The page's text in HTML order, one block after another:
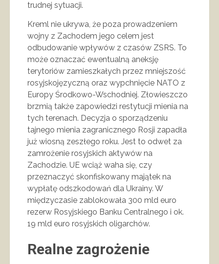
trudnej sytuacji.
Kreml nie ukrywa, że poza prowadzeniem
wojny z Zachodem jego celem jest
odbudowanie wpływów z czasów ZSRS. To
może oznaczać ewentualną aneksję
terytoriów zamieszkałych przez mniejszość
rosyjskojęzyczną oraz wypchnięcie NATO z
Europy Środkowo-Wschodniej. Złowieszczo
brzmią także zapowiedzi restytucji mienia na
tych terenach. Decyzja o sporządzeniu
tajnego mienia zagranicznego Rosji zapadła
już wiosną zeszłego roku. Jest to odwet za
zamrożenie rosyjskich aktywów na
Zachodzie. UE wciąż waha się, czy
przeznaczyć skonfiskowany majątek na
wypłatę odszkodowań dla Ukrainy. W
międzyczasie zablokowała 300 mld euro
rezerw Rosyjskiego Banku Centralnego i ok.
19 mld euro rosyjskich oligarchów.
Realne zagrożenie